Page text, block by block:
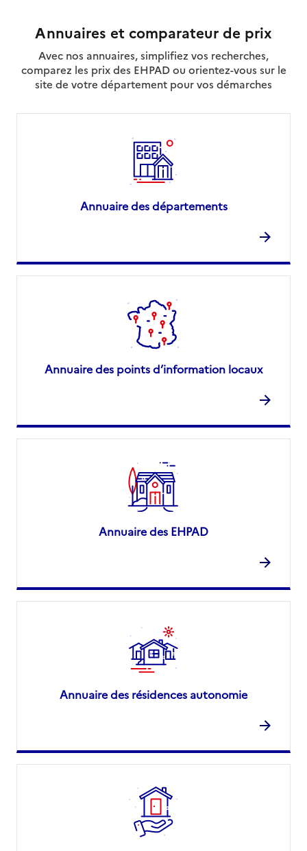
Annuaires et comparateur de prix
Avec nos annuaires, simplifiez vos recherches,
comparez les prix des EHPAD ou orientez-vous sur le
site de votre département pour vos démarches
Annuaire des départements
Annuaire des points d’information locaux
Annuaire des EHPAD
Annuaire des résidences autonomie